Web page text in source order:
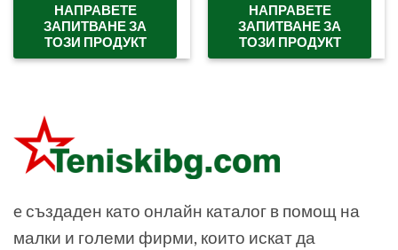
НАПРАВЕТЕ
ЗАПИТВАНЕ ЗА
ТОЗИ ПРОДУКТ
НАПРАВЕТЕ
ЗАПИТВАНЕ ЗА
ТОЗИ ПРОДУКТ
e създаден като онлайн каталог в помощ на
малки и големи фирми, които искат да